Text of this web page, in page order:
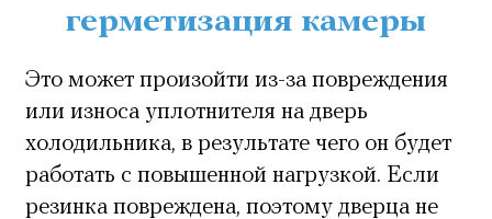
герметизация камеры
Это может произойти из-за повреждения
или износа уплотнителя на дверь
холодильника, в результате чего он будет
работать с повышенной нагрузкой. Если
резинка повреждена, поэтому дверца не